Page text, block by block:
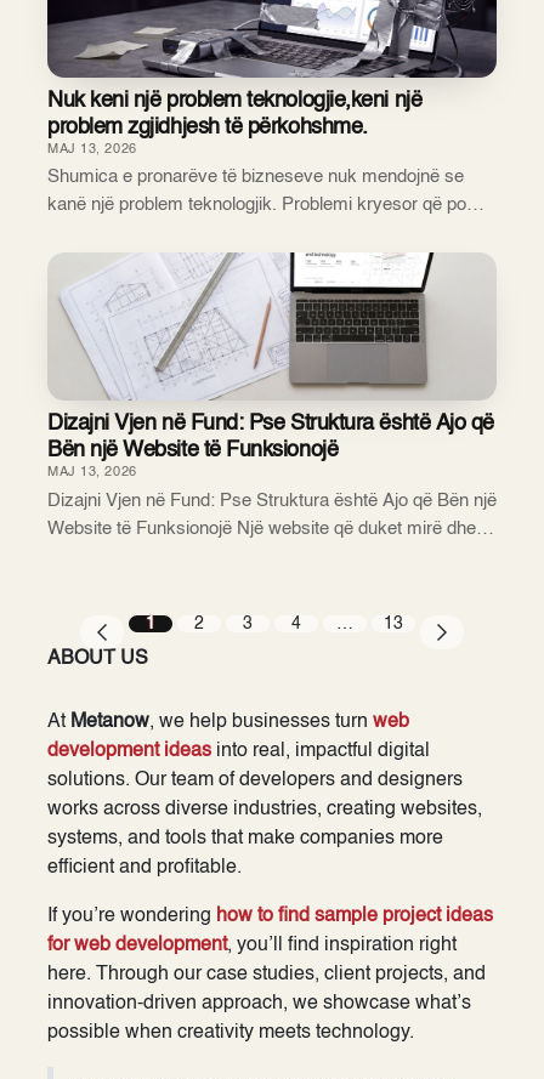
Nuk keni një problem teknologjie,keni një
problem zgjidhjesh të përkohshme.
Shumica e pronarëve të bizneseve nuk mendojnë se
kanë një problem teknologjik. Problemi kryesor që po
diçka tjetër krejtësisht. Shpesh duket shumë ...
MAJ 13, 2026
Dizajni Vjen në Fund: Pse Struktura është Ajo që
Bën një Website të Funksionojë
Dizajni Vjen në Fund: Pse Struktura është Ajo që Bën një
Website të Funksionojë Një website që duket mirë dhe
MAJ 13, 2026
1 2 3 4 … 13
ABOUT US
At Metanow, we help businesses turn web
development ideas into real, impactful digital
solutions. Our team of developers and designers
works across diverse industries, creating websites,
systems, and tools that make companies more
efficient and profitable.
If you’re wondering how to find sample project ideas
for web development, you’ll find inspiration right
here. Through our case studies, client projects, and
innovation-driven approach, we showcase what’s
possible when creativity meets technology.